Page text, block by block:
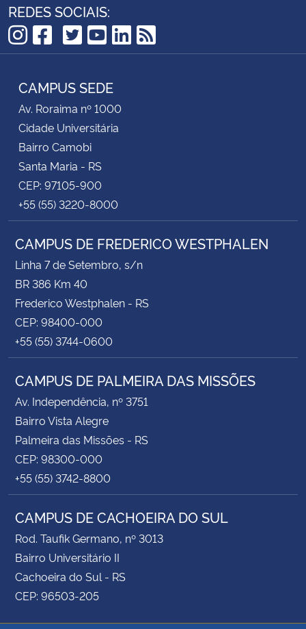
REDES SOCIAIS:
Instagram
Facebook
TikTok
Twitter
YouTube
LinkedIn
RSS
CAMPUS SEDE
Av. Roraima nº 1000
Cidade Universitária
Bairro Camobi
Santa Maria - RS
CEP: 97105-900
+55 (55) 3220-8000
CAMPUS DE FREDERICO WESTPHALEN
Linha 7 de Setembro, s/n
BR 386 Km 40
Frederico Westphalen - RS
CEP: 98400-000
+55 (55) 3744-0600
CAMPUS DE PALMEIRA DAS MISSÕES
Av. Independência, nº 3751
Bairro Vista Alegre
Palmeira das Missões - RS
CEP: 98300-000
+55 (55) 3742-8800
CAMPUS DE CACHOEIRA DO SUL
Rod. Taufik Germano, nº 3013
Bairro Universitário II
Cachoeira do Sul - RS
CEP: 96503-205